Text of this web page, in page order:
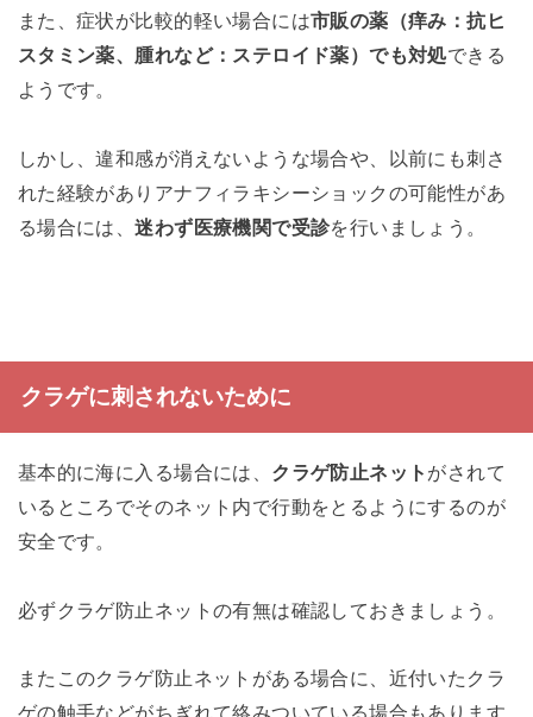
また、症状が比較的軽い場合には市販の薬（痒み：抗ヒ
スタミン薬、腫れなど：ステロイド薬）でも対処できる
ようです。
しかし、違和感が消えないような場合や、以前にも刺さ
れた経験がありアナフィラキシーショックの可能性があ
る場合には、迷わず医療機関で受診を行いましょう。
クラゲに刺されないために
基本的に海に入る場合には、 クラゲ防止ネット がされて
いるところでそのネット内で行動をとるようにするのが
安全です。
必ずクラゲ防止ネットの有無は確認しておきましょう。
またこのクラゲ防止ネットがある場合に、近付いたクラ
ゲの触手などがちぎれて絡みついている場合もあります